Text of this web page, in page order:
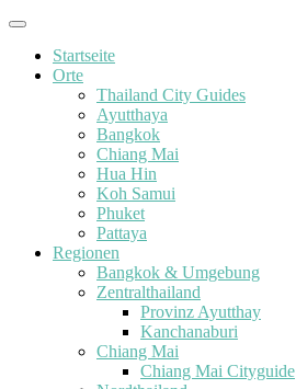
Startseite
Orte
Thailand City Guides
Ayutthaya
Bangkok
Chiang Mai
Hua Hin
Koh Samui
Phuket
Pattaya
Regionen
Bangkok & Umgebung
Zentralthailand
Provinz Ayutthay
Kanchanaburi
Chiang Mai
Chiang Mai Cityguide